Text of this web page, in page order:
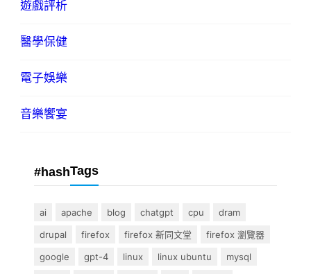
遊戲評析
醫學保健
電子娛樂
音樂饗宴
#hashTags
ai apache blog chatgpt cpu
dram
drupal
firefox firefox 新同文堂
firefox 瀏覽器
google
gpt-4 linux linux ubuntu
mysql